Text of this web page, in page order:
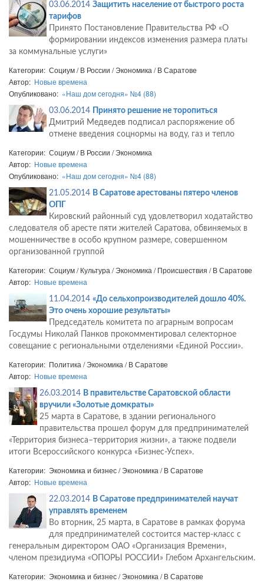
03.06.2014 Защитить население от быстрого роста
тарифов
Принято Постановление Правительства РФ «О
формировании индексов изменения размера платы
за коммунальные услуги»
Категории: Социум / В России / Экономика / В Саратове
Автор: Новые времена
Опубликовано: «Наш дом сегодня» №4 (88)
03.06.2014
Принято решение не торопиться
Дмитрий Медведев подписал распоряжение об
отмене введения соцнормы на воду, газ и тепло
Категории: Социум / В России / Экономика
Автор: Новые времена
Опубликовано: «Наш дом сегодня» №4 (88)
21.05.2014 В Саратове арестованы пятеро членов
ОПГ
Кировский районный суд удовлетворил ходатайство
следователя об аресте пяти жителей Саратова, обвиняемых в
мошенничестве в особо крупном размере, совершенном
организованной группой
Категории: Социум / Культура / Экономика / Происшествия / В Саратове
Автор: Новые времена
11.04.2014 «До сельхопроизводителей дошло 40%.
Это очень хорошие результаты»
Председатель комитета по аграрным вопросам
Госдумы Николай Панков прокомментировал селекторное
совещание с региональными отделениями «Единой России».
Категории: Политика / Экономика / В Саратове
Автор: Новые времена
26.03.2014 В правительстве Саратовской области
вручили «Золотые домкраты»
25 марта в Саратове, в здании регионального
правительства прошел форум для предпринимателей
«Территория бизнеса–территория жизни», а также подвели
итоги Всероссийского конкурса «Бизнес-Успех».
Категории: Экономика и бизнес / Экономика / В Саратове
Автор: Новые времена
22.03.2014 В Саратове предпринимателей научат
управлять временем
Во вторник, 25 марта, в Саратове в рамках форума
для предпринимателей состоится мастер-класс с
генеральным директором ОАО «Организация Времени»,
членом президиума «ОПОРЫ РОССИИ» Глебом Архангельским.
Категории: Экономика и бизнес / Экономика / В Саратове